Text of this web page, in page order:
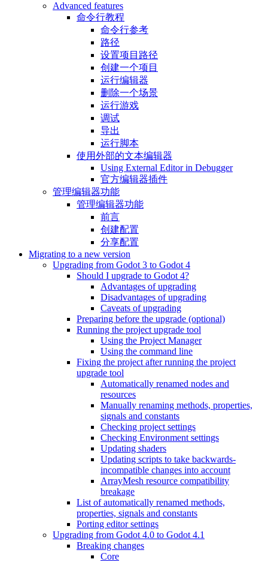
Advanced features
命令行教程
命令行参考
路径
设置项目路径
创建一个项目
运行编辑器
删除一个场景
运行游戏
调试
导出
运行脚本
使用外部的文本编辑器
Using External Editor in Debugger
官方编辑器插件
管理编辑器功能
管理编辑器功能
前言
创建配置
分享配置
Migrating to a new version
Upgrading from Godot 3 to Godot 4
Should I upgrade to Godot 4?
Advantages of upgrading
Disadvantages of upgrading
Caveats of upgrading
Preparing before the upgrade (optional)
Running the project upgrade tool
Using the Project Manager
Using the command line
Fixing the project after running the project
upgrade tool
Automatically renamed nodes and
resources
Manually renaming methods, properties,
signals and constants
Checking project settings
Checking Environment settings
Updating shaders
Updating scripts to take backwards-
incompatible changes into account
ArrayMesh resource compatibility
breakage
List of automatically renamed methods,
properties, signals and constants
Porting editor settings
Upgrading from Godot 4.0 to Godot 4.1
Breaking changes
Core